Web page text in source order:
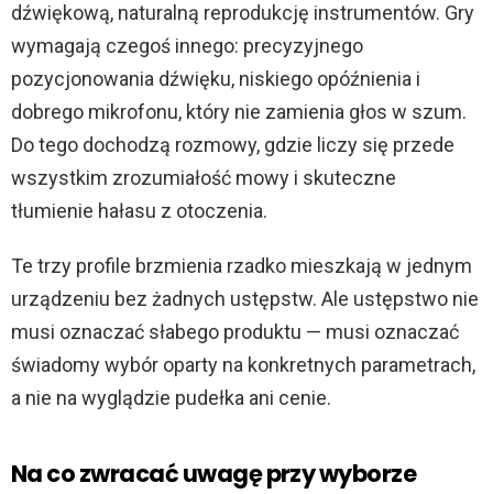
dźwiękową, naturalną reprodukcję instrumentów. Gry
wymagają czegoś innego: precyzyjnego
pozycjonowania dźwięku, niskiego opóźnienia i
dobrego mikrofonu, który nie zamienia głos w szum.
Do tego dochodzą rozmowy, gdzie liczy się przede
wszystkim zrozumiałość mowy i skuteczne
tłumienie hałasu z otoczenia.
Te trzy profile brzmienia rzadko mieszkają w jednym
urządzeniu bez żadnych ustępstw. Ale ustępstwo nie
musi oznaczać słabego produktu — musi oznaczać
świadomy wybór oparty na konkretnych parametrach,
a nie na wyglądzie pudełka ani cenie.
Na co zwracać uwagę przy wyborze